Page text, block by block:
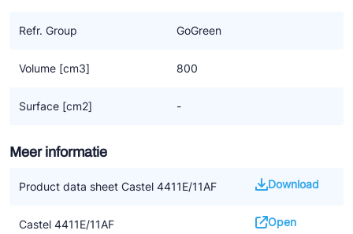
Refr. Group GoGreen
Volume [cm3] 800
Surface [cm2] -
Meer informatie
Product data sheet Castel 4411E/11AF Download
Castel 4411E/11AF Open